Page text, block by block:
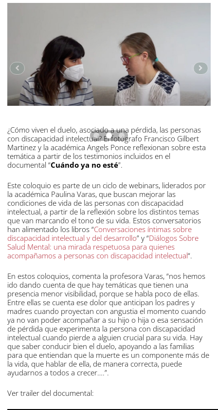
¿Cómo viven el duelo, asociado a una pérdida, las personas
con discapacidad intelectual? El fotógrafo Francisco Gilbert
Martinez y la académica Angels Ponce reflexionan sobre esta
temática a partir de los testimonios incluidos en el
documental “Cuándo ya no esté”.
Este coloquio es parte de un ciclo de webinars, liderados por
la académica Paulina Varas, que buscan mejorar las
condiciones de vida de las personas con discapacidad
intelectual, a partir de la reflexión sobre los distintos temas
que van marcando el tono de su vida. Estos conversatorios
han alimentado los libros “Conversaciones íntimas sobre
discapacidad intelectual y del desarrollo” y “Diálogos Sobre
Salud Mental: una mirada respetuosa para quienes
acompañamos a personas con discapacidad intelectual“.
En estos coloquios, comenta la profesora Varas, “nos hemos
ido dando cuenta de que hay temáticas que tienen una
presencia menor visibilidad, porque se habla poco de ellas.
Entre ellas se cuenta ese dolor que anticipan los padres y
madres cuando proyectan con angustia el momento cuando
ya no van poder acompañar a su hijo o hija o esa sensación
de pérdida que experimenta la persona con discapacidad
intelectual cuando pierde a alguien crucial para su vida. Hay
que saber conducir bien el duelo, apoyando a las familias
para que entiendan que la muerte es un componente más de
la vida, que hablar de ella, de manera correcta, puede
ayudarnos a todos a crecer….”.
Ver trailer del documental: